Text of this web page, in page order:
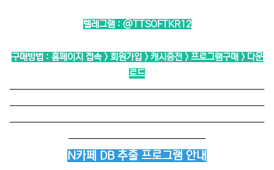
텔레그램 : @TTSOFTKR12
구매방법 : 홈페이지 접속 > 회원가입 > 캐시충전 > 프로그램구매 > 다운
로드
──────────────────────────
──────────────────────────
──────────────────────────
──────────────
N카페 DB 추출 프로그램 안내